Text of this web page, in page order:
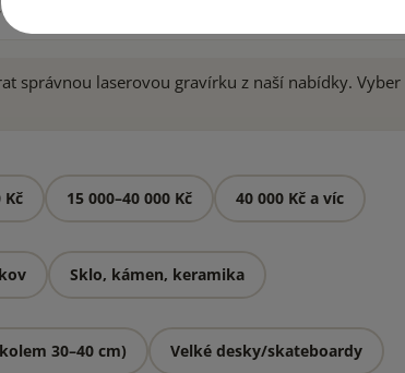
správnou laserovou gravírku z naší nabídky.
Kč 15 000–40 000 Kč 40 000 Kč a víc
Sklo, kámen, keramika
30–40 cm) Velké desky/skateboardy